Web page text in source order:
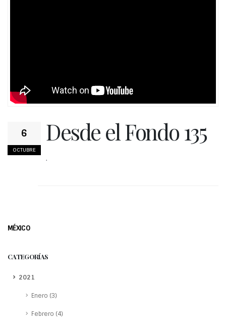
6
OCTUBRE
Desde el Fondo 135
.
MÉXICO
CATEGORÍAS
2021
Enero (3)
Febrero (4)